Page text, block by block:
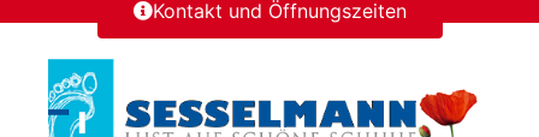
Kontakt und Öffnungszeiten